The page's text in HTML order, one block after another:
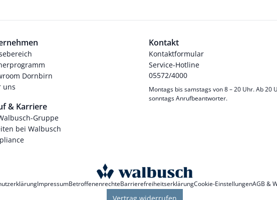
Dornbirn
uns
& Karriere
Gruppe
bei Walbusch
Kontakt
Kontaktformular
Service-Hotline
05572/4000
Montags bis samstags von 8 – 20 Uhr. Ab 20
sonntags Anrufbeantworter.
ImpressumBetroffenenrechteBarrierefreiheitserklärungCookie-EinstellungenAGB &